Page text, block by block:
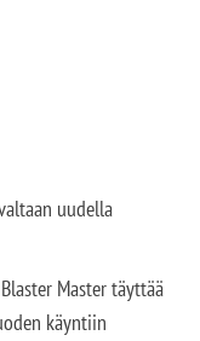
uudella
Master täyttää
käyntiin